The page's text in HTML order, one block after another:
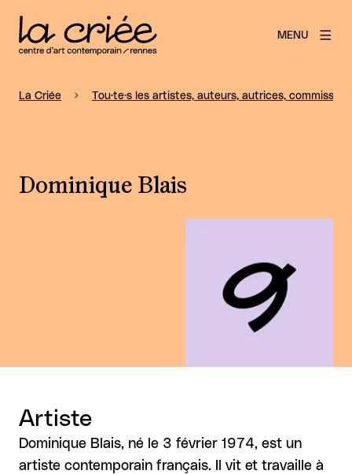
MENU
La Criée Tou·te·s les artistes, auteurs, autrices,
Dominique Blais
Artiste
Dominique Blais, né le 3 février 1974, est un
artiste contemporain français. Il vit et travaille à